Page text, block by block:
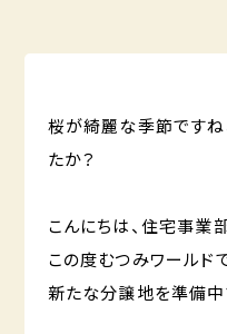
桜が綺麗な季節ですね
たか？
こんにちは、住宅事業
この度むつみワールド
新たな分譲地を準備中